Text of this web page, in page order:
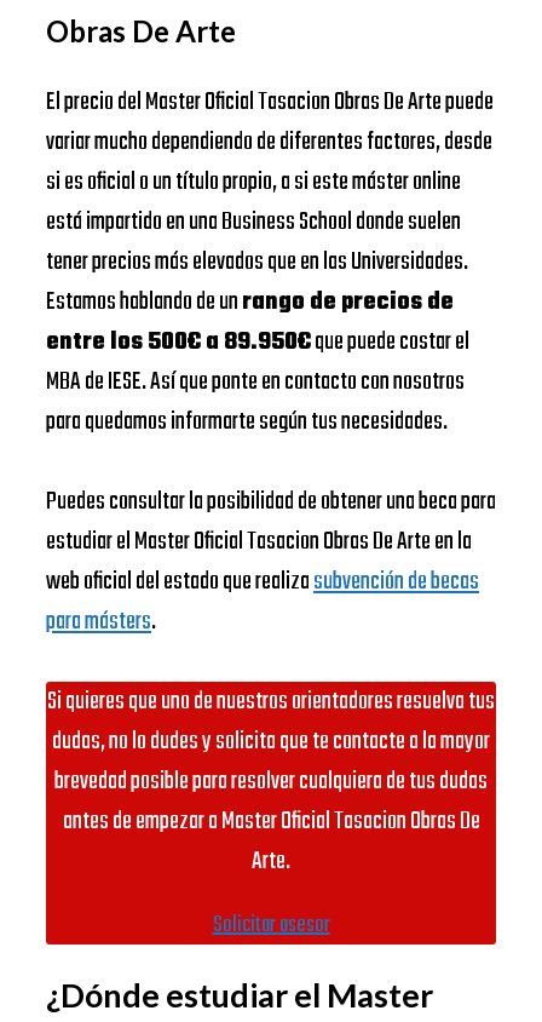
Obras De Arte
El precio del Master Oficial Tasacion Obras De Arte puede
variar mucho dependiendo de diferentes factores, desde
si es oficial o un título propio, a si este máster online
está impartido en una Business School donde suelen
tener precios más elevados que en las Universidades.
Estamos hablando de unrango de precios de
entre los 500€ a 89.950€que puede costar el
MBA de IESE. Así que ponte en contacto con nosotros
para quedamos informarte según tus necesidades.
Puedes consultar la posibilidad de obtener una beca para
estudiar el Master Oficial Tasacion Obras De Arte en la
web oficial del estado que realizasubvención de becas
para másters.
Si quieres que uno de nuestros orientadores resuelva tus
dudas, no lo dudes y solicita que te contacte a la mayor
brevedad posible para resolver cualquiera de tus dudas
antes de empezar a Master Oficial Tasacion Obras De
Arte.
Solicitar asesor
¿Dónde estudiar el Master